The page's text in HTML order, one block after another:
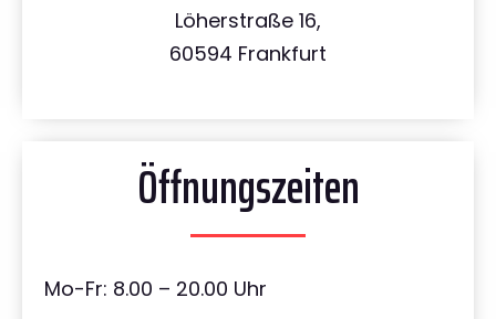
Löherstraße 16,
60594 Frankfurt
Öffnungszeiten
Mo-Fr: 8.00 – 20.00 Uhr